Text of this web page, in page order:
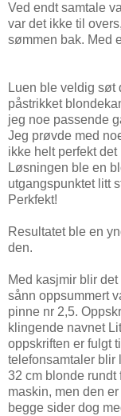
Ved endt samtale
var det ikke til
sømmen bak. Med
Luen ble veldig søt
påstrikket
jeg noe passende
Jeg prøvde med
ikke helt perfekt det
Løsningen ble en
utgangspunktet litt
Perkfekt!
Resultatet ble en
den.
Med kasjmir blir
sånn oppsummert
pinne nr 2,5.
klingende navnet
oppskriften er fulgt
telefonsamtaler blir
32 cm blonde rundt
maskin, men den
begge sider dog